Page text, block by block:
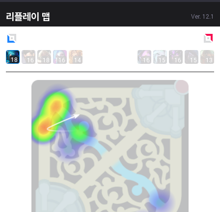
리플레이 맵 Ver. 12.1
18 16 18 16 14 16 15 16 15 13